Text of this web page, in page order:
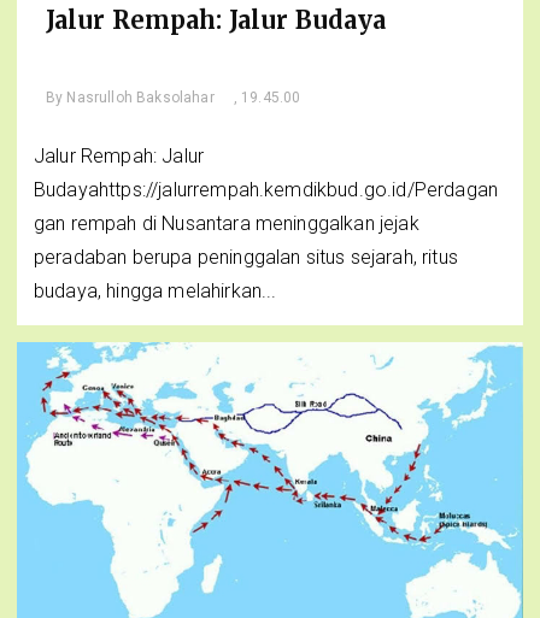
Jalur Rempah: Jalur Budaya
By Nasrulloh Baksolahar , 19.45.00
Jalur Rempah: Jalur
Budayahttps://jalurrempah.kemdikbud.go.id/Perdagan
gan rempah di Nusantara meninggalkan jejak
peradaban berupa peninggalan situs sejarah, ritus
budaya, hingga melahirkan...